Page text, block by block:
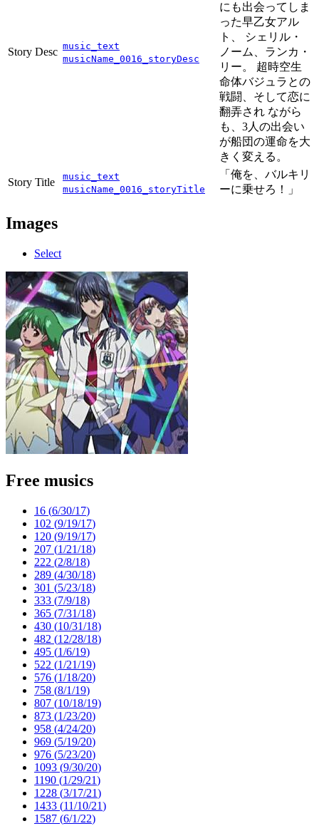
Story Desc music_text
musicName_0016_storyDesc
にも出会ってしま
った早乙女アル
ト、 シェリル・
ノーム、ランカ・
リー。 超時空生
命体バジュラとの
戦闘、そして恋に
翻弄され ながら
も、3人の出会い
が船団の運命を大
きく変える。
Story Title
music_text
musicName_0016_storyTitle
「俺を、バルキリ
ーに乗せろ！」
Images
Select
Free musics
16 (6/30/17)
102 (9/19/17)
120 (9/19/17)
207 (1/21/18)
222 (2/8/18)
289 (4/30/18)
301 (5/23/18)
333 (7/9/18)
365 (7/31/18)
430 (10/31/18)
482 (12/28/18)
495 (1/6/19)
522 (1/21/19)
576 (1/18/20)
758 (8/1/19)
807 (10/18/19)
873 (1/23/20)
958 (4/24/20)
969 (5/19/20)
976 (5/23/20)
1093 (9/30/20)
1190 (1/29/21)
1228 (3/17/21)
1433 (11/10/21)
1587 (6/1/22)